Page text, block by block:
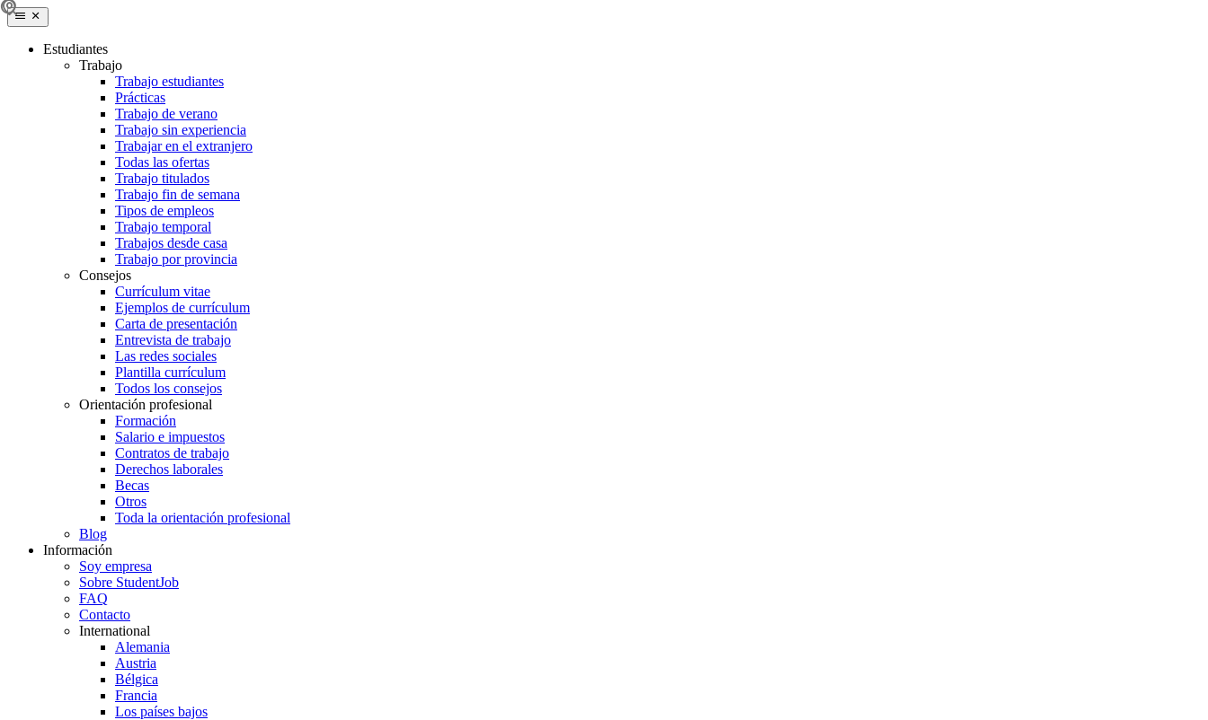
Estudiantes
Trabajo
Trabajo estudiantes
Prácticas
Trabajo de verano
Trabajo sin experiencia
Trabajar en el extranjero
Todas las ofertas
Trabajo titulados
Trabajo fin de semana
Tipos de empleos
Trabajo temporal
Trabajos desde casa
Trabajo por provincia
Consejos
Currículum vitae
Ejemplos de currículum
Carta de presentación
Entrevista de trabajo
Las redes sociales
Plantilla currículum
Todos los consejos
Orientación profesional
Formación
Salario e impuestos
Contratos de trabajo
Derechos laborales
Becas
Otros
Toda la orientación profesional
Blog
Información
Soy empresa
Sobre StudentJob
FAQ
Contacto
International
Alemania
Austria
Bélgica
Francia
Los países bajos